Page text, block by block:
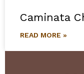
Caminata
READ MORE »